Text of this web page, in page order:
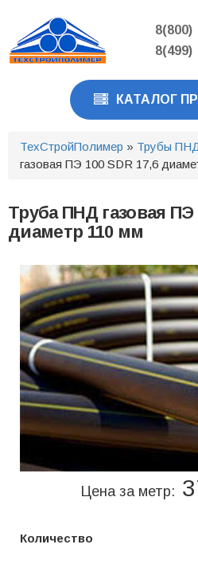
основному
содержанию
8(800)
8(499)
КАТАЛОГ
ТехСтройПолимер » Трубы ПНД
газовая ПЭ 100 SDR 17,6
Труба ПНД газовая ПЭ
диаметр 110 мм
Цена за метр:
Количество